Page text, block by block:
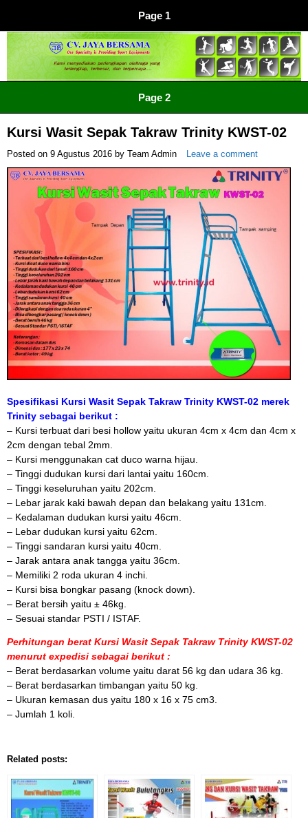
Page 1
CV JAYA BERSAMA Co Id
Menyediakan Semua Perlengkapan Olahraga Yang
Page 2
Kursi Wasit Sepak Takraw Trinity KWST-02
Posted on 9 Agustus 2016 by Team Admin Leave a comment
Spesifikasi Kursi Wasit Sepak Takraw Trinity KWST-02 merek
Trinity sebagai berikut :
– Kursi terbuat dari besi hollow yaitu ukuran 4cm x 4cm dan 4cm x
2cm dengan tebal 2mm.
– Kursi menggunakan cat duco warna hijau.
– Tinggi dudukan kursi dari lantai yaitu 160cm.
– Tinggi keseluruhan yaitu 202cm.
– Lebar jarak kaki bawah depan dan belakang yaitu 131cm.
– Kedalaman dudukan kursi yaitu 46cm.
– Lebar dudukan kursi yaitu 62cm.
– Tinggi sandaran kursi yaitu 40cm.
– Jarak antara anak tangga yaitu 36cm.
– Memiliki 2 roda ukuran 4 inchi.
– Kursi bisa bongkar pasang (knock down).
– Berat bersih yaitu ± 46kg.
– Sesuai standar PSTI / ISTAF.
Perhitungan berat Kursi Wasit Sepak Takraw Trinity KWST-02
menurut expedisi sebagai berikut :
– Berat berdasarkan volume yaitu darat 56 kg dan udara 36 kg.
– Berat berdasarkan timbangan yaitu 50 kg.
– Ukuran kemasan dus yaitu 180 x 16 x 75 cm3.
– Jumlah 1 koli.
Related posts: